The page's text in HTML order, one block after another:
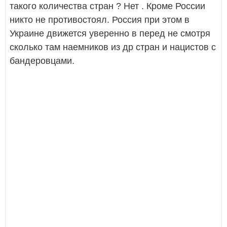
такого количества стран ? Нет . Кроме России
никто не противостоял. Россия при этом в
Украине движется уверенно в перед не смотря
сколько там наемников из др стран и нацистов с
бандеровцами.